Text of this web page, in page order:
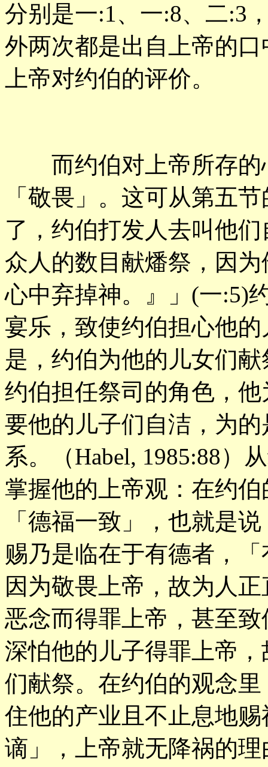
分别是一:1、一:8、二:3
外两次都是出自上帝的
上帝对约伯的评价。
而约伯对上帝所存的
「敬畏」。这可从第五
了，约伯打发人去叫他
众人的数目献燔祭，因
心中弃掉神。』」(一:5)
宴乐，致使约伯担心他
是，约伯为他的儿女们
约伯担任祭司的角色，
要他的儿子们自洁，为
系。（Habel, 1985:88）
掌握他的上帝观：在约
「德福一致」，也就是
赐乃是临在于有德者，
因为敬畏上帝，故为人
恶念而得罪上帝，甚至
深怕他的儿子得罪上帝
们献祭。在约伯的观念
住他的产业且不止息地
谪」，上帝就无降祸的理